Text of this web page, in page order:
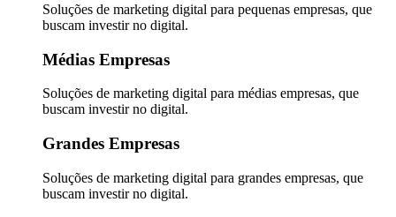
Soluções de marketing digital para pequenas empresas, que
buscam investir no digital.
Médias Empresas
Soluções de marketing digital para médias empresas, que
buscam investir no digital.
Grandes Empresas
Soluções de marketing digital para grandes empresas, que
buscam investir no digital.